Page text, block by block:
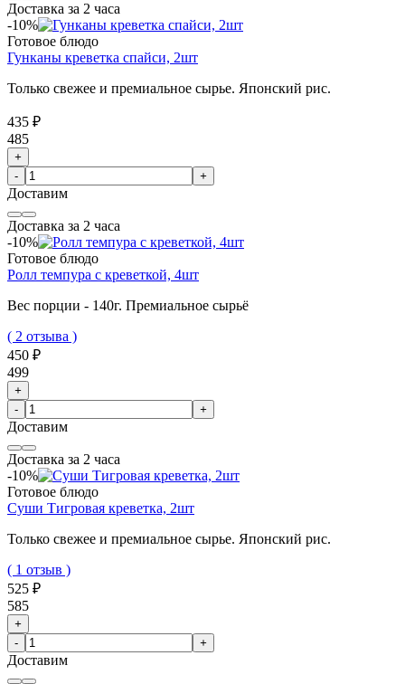
Доставка за 2 часа
-10%
Готовое блюдо
Гунканы креветка спайси, 2шт
Только свежее и премиальное сырье. Японский рис.
435 ₽
485
+
-
+
Доставим
Доставка за 2 часа
-10%
Готовое блюдо
Ролл темпура с креветкой, 4шт
Вес порции - 140г. Премиальное сырьё
( 2 отзыва )
450 ₽
499
+
-
+
Доставим
Доставка за 2 часа
-10%
Готовое блюдо
Суши Тигровая креветка, 2шт
Только свежее и премиальное сырье. Японский рис.
( 1 отзыв )
525 ₽
585
+
-
+
Доставим